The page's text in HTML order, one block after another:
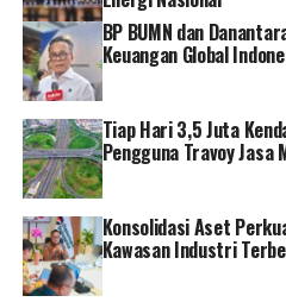
direalisasikan secara
akuntabel demi kemajuan
hidup di wilayah Kabupaten
kedepannya diharapkan
lainnya diwilayah
RELATED TOPICS:
BP BUMN dan
Keuangan Global
Tiap Hari 3,5 Juta
Pengguna Travoy Jasa
Konsolidasi Aset
Kawasan Industri